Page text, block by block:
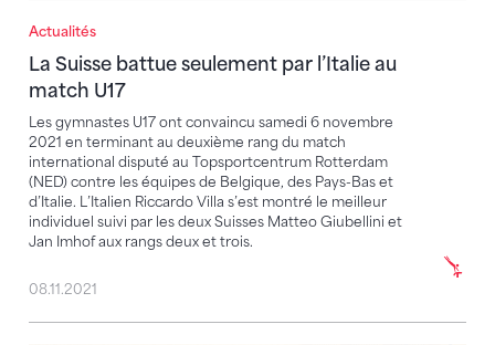
Actualités
La Suisse battue seulement par l’Italie au
match U17
Les gymnastes U17 ont convaincu samedi 6 novembre
2021 en terminant au deuxième rang du match
international disputé au Topsportcentrum Rotterdam
(NED) contre les équipes de Belgique, des Pays-Bas et
d’Italie. L’Italien Riccardo Villa s’est montré le meilleur
individuel suivi par les deux Suisses Matteo Giubellini et
Jan Imhof aux rangs deux et trois.
La Suisse battue seulement par l’Italie au match U17
08.11.2021